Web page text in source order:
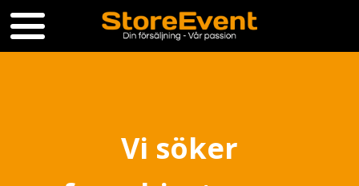
Vi söker